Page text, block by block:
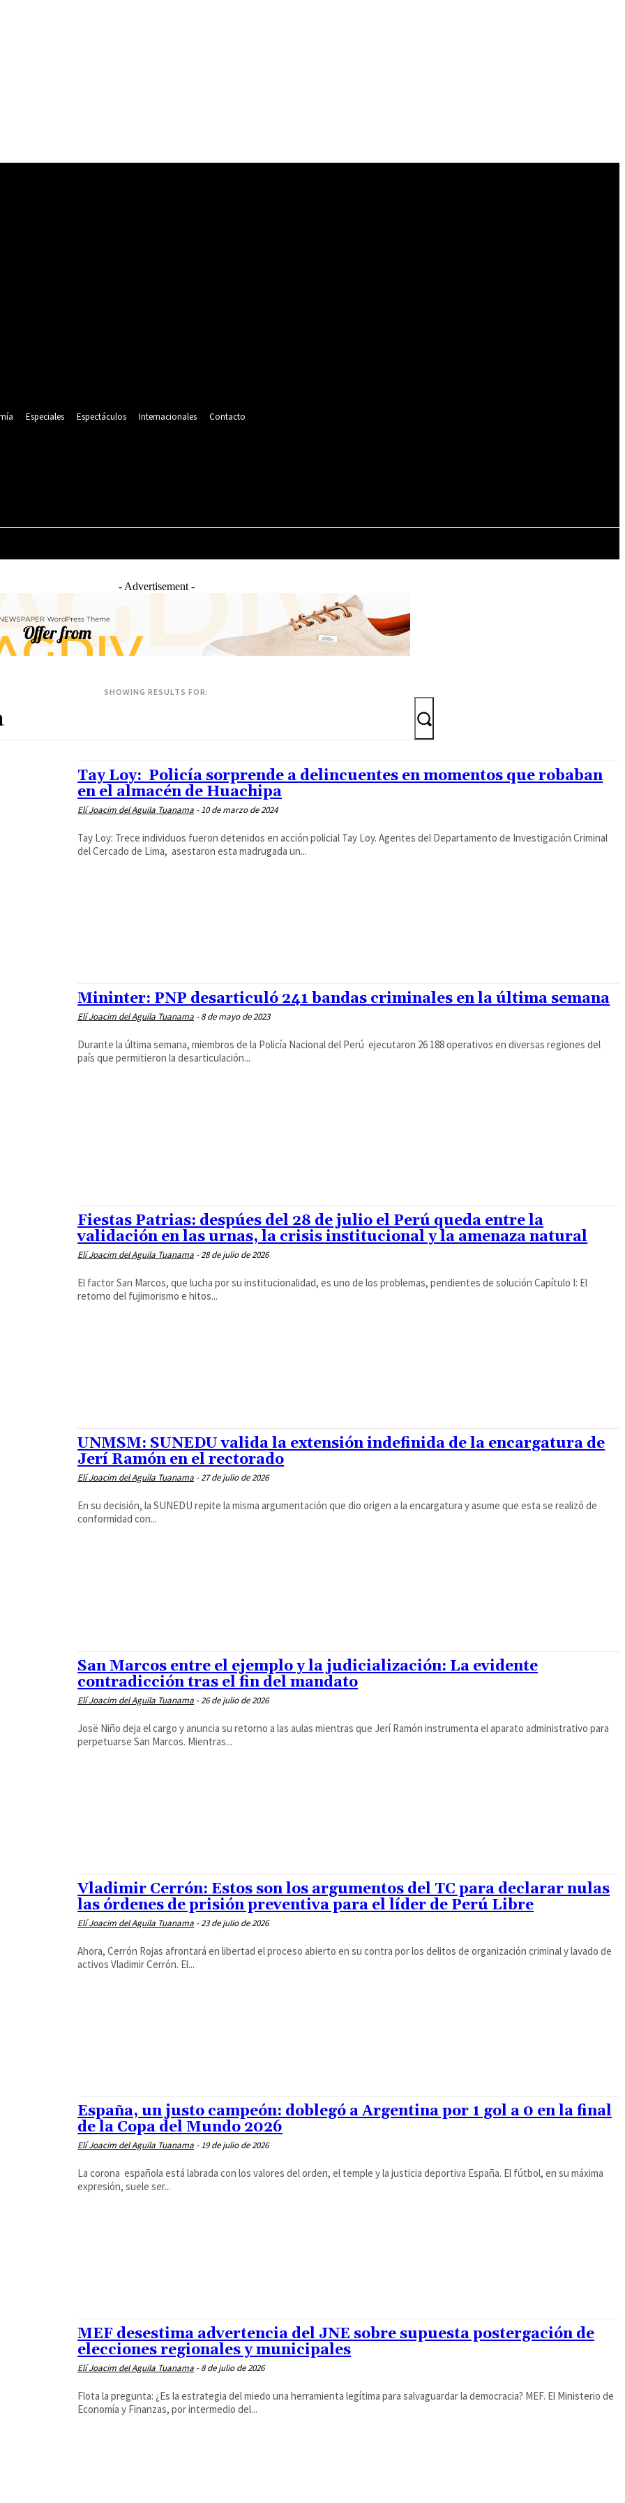
Especiales Espectáculos Internacionales Contacto
- Advertisement -
SHOWING RESULTS FOR:
Tay Loy: Policía sorprende a delincuentes en momentos que robaban
en el almacén de Huachipa
Elí Joacim del Aguila Tuanama - 10 de marzo de 2024
Tay Loy: Trece individuos fueron detenidos en acción policial Tay Loy. Agentes del Departamento de Investigación Criminal
del Cercado de Lima, asestaron esta madrugada un...
Mininter: PNP desarticuló 241 bandas criminales en la última semana
Elí Joacim del Aguila Tuanama - 8 de mayo de 2023
Durante la última semana, miembros de la Policía Nacional del Perú ejecutaron 26 188 operativos en diversas regiones del
país que permitieron la desarticulación...
Fiestas Patrias: despúes del 28 de julio el Perú queda entre la
validación en las urnas, la crisis institucional y la amenaza natural
Elí Joacim del Aguila Tuanama -28 de julio de 2026
El factor San Marcos, que lucha por su institucionalidad, es uno de los problemas, pendientes de solución Capítulo I: El
retorno del fujimorismo e hitos...
UNMSM: SUNEDU valida la extensión indefinida de la encargatura de
Jerí Ramón en el rectorado
Elí Joacim del Aguila Tuanama -27 de julio de 2026
En su decisión, la SUNEDU repite la misma argumentación que dio origen a la encargatura y asume que esta se realizó de
conformidad con...
San Marcos entre el ejemplo y la judicialización: La evidente
contradicción tras el fin del mandato
Elí Joacim del Aguila Tuanama -26 de julio de 2026
Josë Niño deja el cargo y anuncia su retorno a las aulas mientras que Jerí Ramón instrumenta el aparato administrativo para
perpetuarse San Marcos. Mientras...
Vladimir Cerrón: Estos son los argumentos del TC para declarar nulas
las órdenes de prisión preventiva para el líder de Perú Libre
Elí Joacim del Aguila Tuanama -23 de julio de 2026
Ahora, Cerrón Rojas afrontará en libertad el proceso abierto en su contra por los delitos de organización criminal y lavado de
activos Vladimir Cerrón. El...
España, un justo campeón: doblegó a Argentina por 1 gol a 0 en la final
de la Copa del Mundo 2026
Elí Joacim del Aguila Tuanama - 19 de julio de 2026
La corona española está labrada con los valores del orden, el temple y la justicia deportiva España. El fútbol, en su máxima
expresión, suele ser...
MEF desestima advertencia del JNE sobre supuesta postergación de
elecciones regionales y municipales
Elí Joacim del Aguila Tuanama - 8 de julio de 2026
Flota la pregunta: ¿Es la estrategia del miedo una herramienta legítima para salvaguardar la democracia? MEF. El Ministerio de
Economía y Finanzas, por intermedio del...